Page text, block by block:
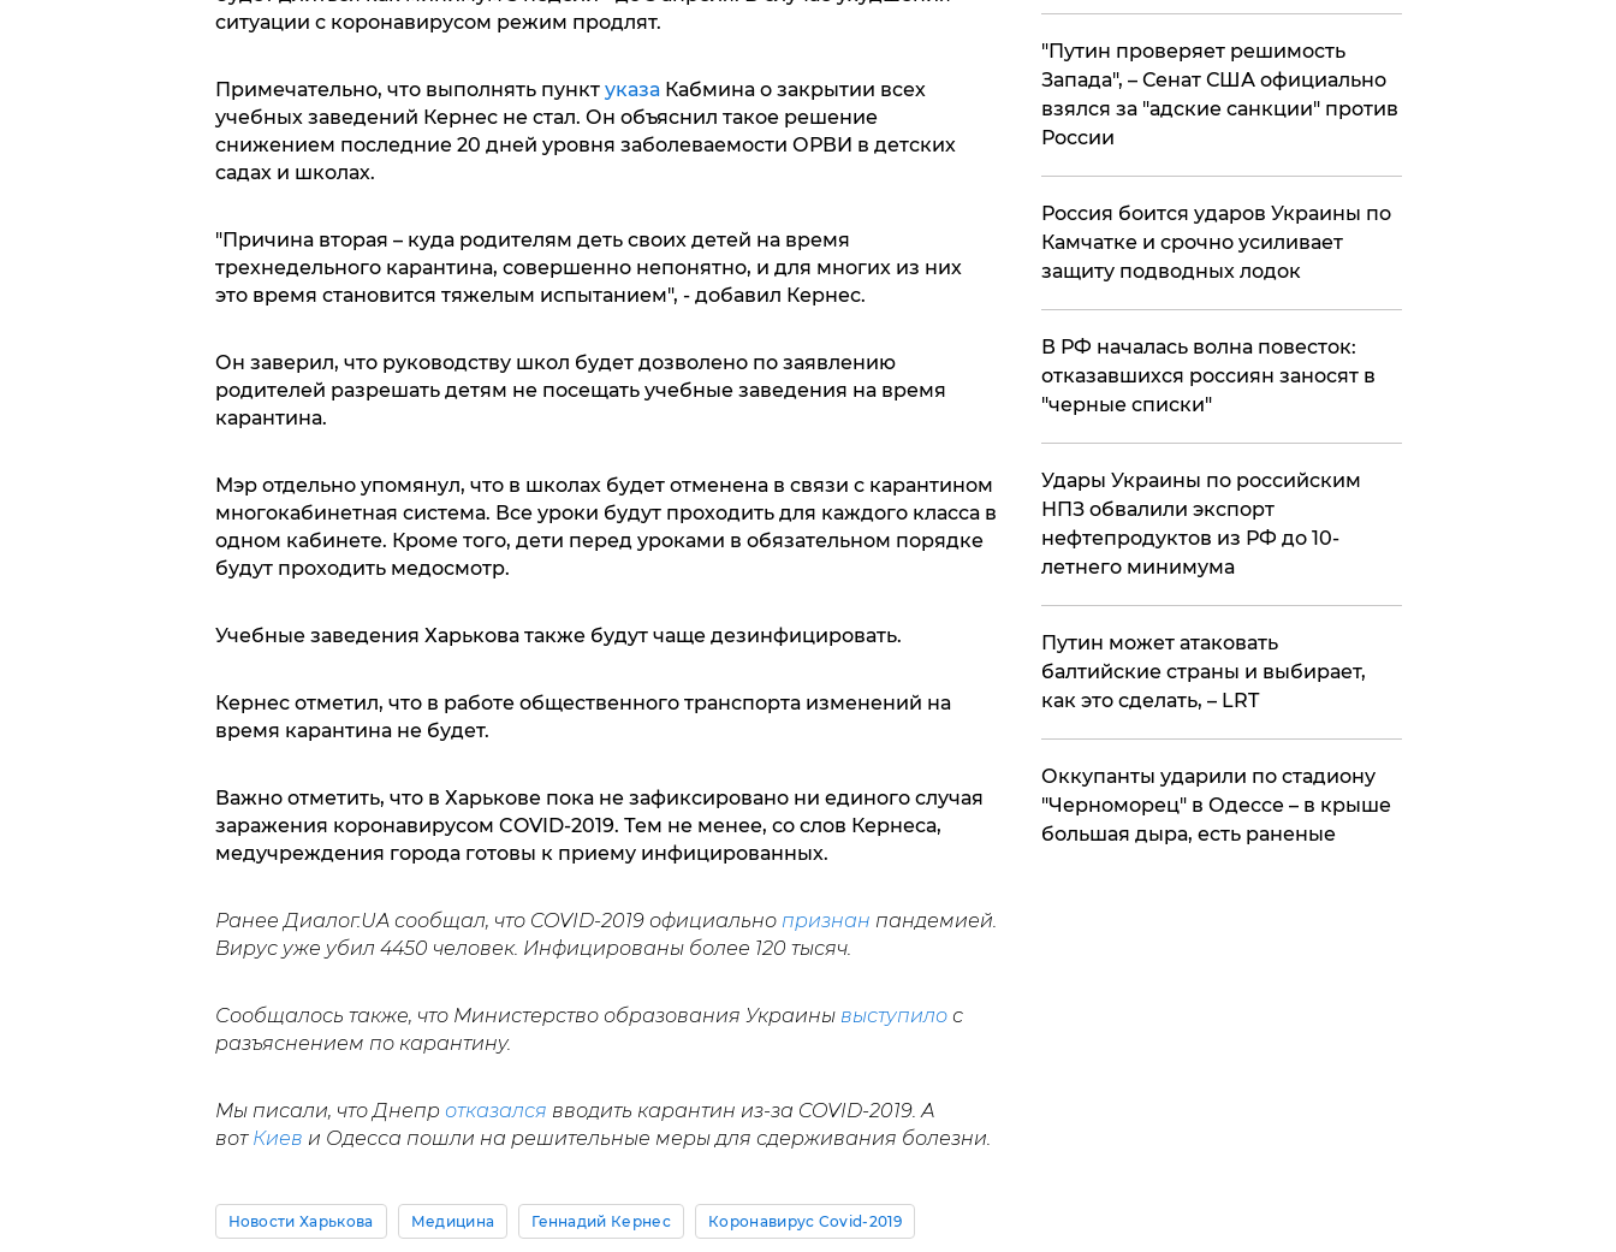
ситуации с коронавирусом режим продлят.
Примечательно, что выполнять пункт указаКабмина о закрытии всех
учебных заведений Кернес не стал. Он объяснил такое решение
снижением последние 20 дней уровня заболеваемости ОРВИ в детских
садах и школах.
"Причина вторая – куда родителям деть своих детей на время
трехнедельного карантина, совершенно непонятно, и для многих из них
это время становится тяжелым испытанием", - добавил Кернес.
Он заверил, что руководству школ будет дозволено по заявлению
родителей разрешать детям не посещать учебные заведения на время
карантина.
Мэр отдельно упомянул, что в школах будет отменена в связи с карантином
многокабинетная система. Все уроки будут проходить для каждого класса в
одном кабинете. Кроме того, дети перед уроками в обязательном порядке
будут проходить медосмотр.
Учебные заведения Харькова также будут чаще дезинфицировать.
Кернес отметил, что в работе общественного транспорта изменений на
время карантина не будет.
Важно отметить, что в Харькове пока не зафиксировано ни единого случая
заражения коронавирусом COVID-2019. Тем не менее, со слов Кернеса,
медучреждения города готовы к приему инфицированных.
Ранее Диалог.UA сообщал, что COVID-2019 официально признан пандемией.
Вирус уже убил 4450 человек. Инфицированы более 120 тысяч.
Сообщалось также, что Министерство образования Украины выступилос
разъяснением по карантину.
Мы писали, что Днепр отказался вводить карантин из-за COVID-2019. А
вот Киев и Одесса пошли на решительные меры для сдерживания болезни.
Новости Харькова Медицина Геннадий Кернес Коронавирус Covid-2019
"Путин проверяет решимость
Запада", – Сенат США официально
взялся за "адские санкции" против
России
Россия боится ударов Украины по
Камчатке и срочно усиливает
защиту подводных лодок
​В РФ началась волна повесток:
отказавшихся россиян заносят в
"черные списки"
Удары Украины по российским
НПЗ обвалили экспорт
нефтепродуктов из РФ до 10-
летнего минимума
Путин может атаковать
балтийские страны и выбирает,
как это сделать, – LRT
Оккупанты ударили по стадиону
"Черноморец" в Одессе – в крыше
большая дыра, есть раненые